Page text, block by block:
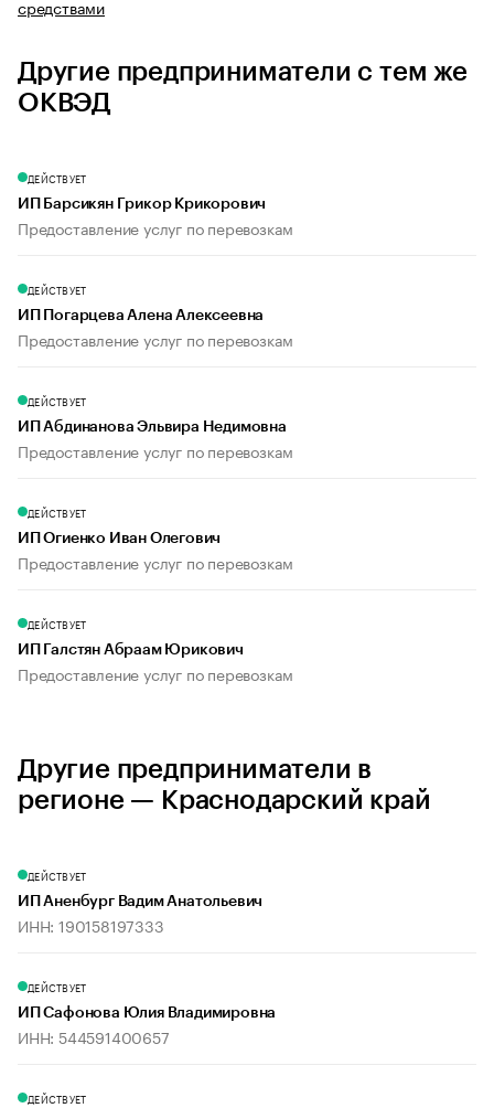
средствами
Другие предприниматели с тем же
ОКВЭД
ДЕЙСТВУЕТ
ИП Барсикян Грикор Крикорович
Предоставление услуг по перевозкам
ДЕЙСТВУЕТ
ИП Погарцева Алена Алексеевна
Предоставление услуг по перевозкам
ДЕЙСТВУЕТ
ИП Абдинанова Эльвира Недимовна
Предоставление услуг по перевозкам
ДЕЙСТВУЕТ
ИП Огиенко Иван Олегович
Предоставление услуг по перевозкам
ДЕЙСТВУЕТ
ИП Галстян Абраам Юрикович
Предоставление услуг по перевозкам
Другие предприниматели в
регионе — Краснодарский край
ДЕЙСТВУЕТ
ИП Аненбург Вадим Анатольевич
ИНН: 190158197333
ДЕЙСТВУЕТ
ИП Сафонова Юлия Владимировна
ИНН: 544591400657
ДЕЙСТВУЕТ